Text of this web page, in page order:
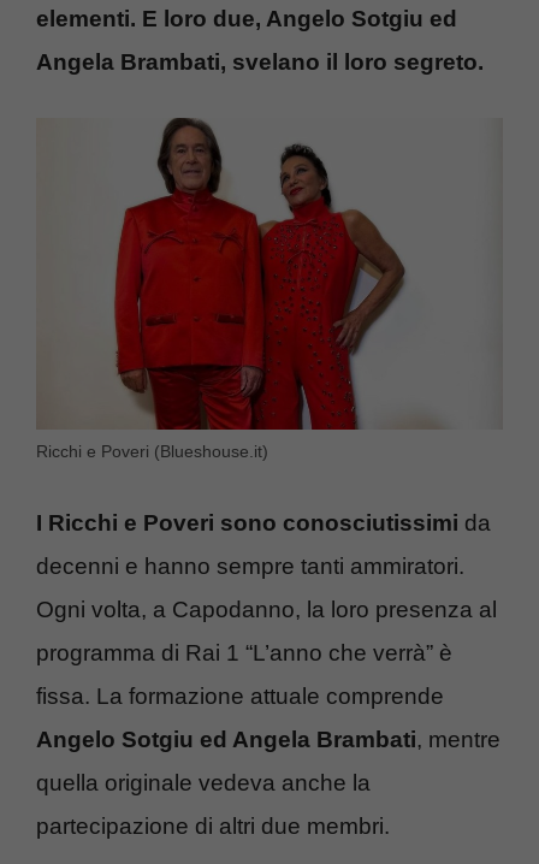
elementi. E loro due, Angelo Sotgiu ed
Angela Brambati, svelano il loro segreto.
Ricchi e Poveri (Blueshouse.it)
I Ricchi e Poveri sono conosciutissimi da
decenni e hanno sempre tanti ammiratori.
Ogni volta, a Capodanno, la loro presenza al
programma di Rai 1 “L’anno che verrà” è
fissa. La formazione attuale comprende
Angelo Sotgiu ed Angela Brambati, mentre
quella originale vedeva anche la
partecipazione di altri due membri.